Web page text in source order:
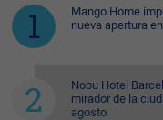
Mango Home
nueva apertura
Nobu Hotel
mirador de la
agosto